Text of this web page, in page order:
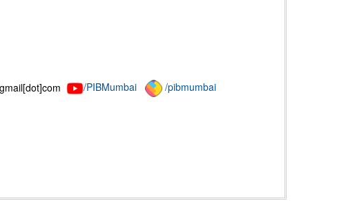
/PIBMumbai /pibmumbai